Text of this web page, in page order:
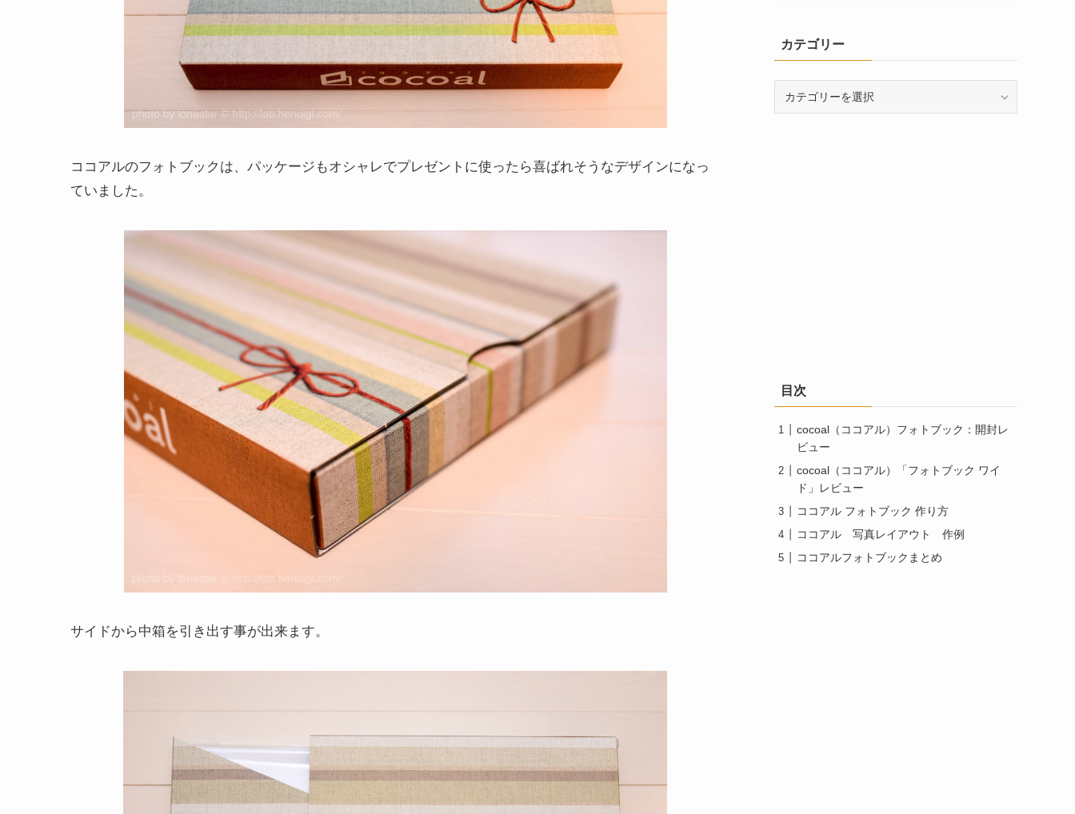
ココアルのフォトブックは、パッケージもオシャレでプレゼントに使ったら喜ばれそうなデザインになっ
ていました。
サイドから中箱を引き出す事が出来ます。
カテゴリー
目次
cocoal（ココアル）フォトブック：開封レ
ビュー
cocoal（ココアル）「フォトブック ワイ
ド」レビュー
ココアル フォトブック 作り方
ココアル 写真レイアウト 作例
ココアルフォトブックまとめ